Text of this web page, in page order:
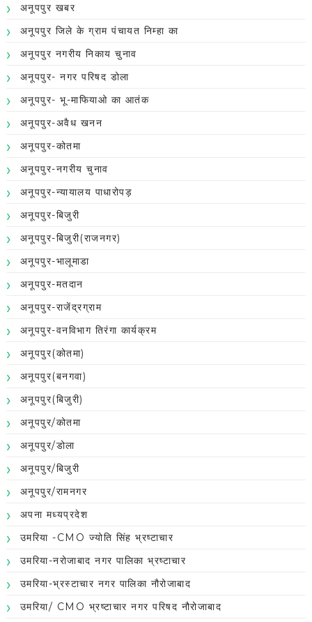
अनूपपुर खबर
अनूपपुर जिले के ग्राम पंचायत निम्हा का
अनूपपुर नगरीय निकाय चुनाव
अनूपपुर- नगर परिषद डोला
अनूपपुर- भू-माफियाओ का आतंक
अनूपपुर-अवैध खनन
अनूपपुर-कोतमा
अनूपपुर-नगरीय चुनाव
अनूपपुर-न्यायालय पाधारोपड़
अनूपपुर-बिजुरी
अनूपपुर-बिजुरी(राजनगर)
अनूपपुर-भालूमाडा
अनूपपुर-मतदान
अनूपपुर-राजेंद्रग्राम
अनूपपुर-वनविभाग तिरंगा कार्यक्रम
अनूपपुर(कोतमा)
अनूपपुर(बनगवा)
अनूपपुर(बिजुरी)
अनूपपुर/कोतमा
अनूपपुर/डोला
अनूपपुर/बिजुरी
अनूपपुर/रामनगर
अपना मध्यप्रदेश
उमरिया -CMO ज्योति सिंह भ्रष्टाचार
उमरिया-नरोजाबाद नगर पालिका भ्रष्टाचार
उमरिया-भ्रस्टाचार नगर पालिका नौरोजाबाद
उमरिया/ CMO भ्रष्टाचार नगर परिषद नौरोजाबाद